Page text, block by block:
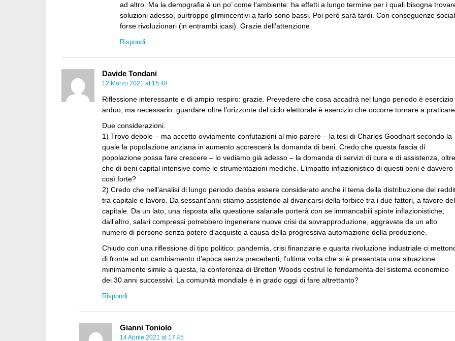
ad altro. Ma la demografia è un po’ come l’ambiente: ha effetti a lungo termine per i quali bisogna
soluzioni adesso, purtroppo glimincentivi a farlo sono bassi. Poi però sarà tardi. Con conseguenze
forse rivoluzionari (in entrambi icasi). Grazie dell’attenzione
Rispondi
Davide Tondani
12 Marzo 2021 at 15:48
Riflessione interessante e di ampio respiro: grazie. Prevedere che cosa accadrà nel lungo periodo è esercizio
arduo, ma necessario: guardare oltre l’orizzonte del ciclo elettorale è esercizio che occorre tornare a praticare.
Due considerazioni.
1) Trovo debole – ma accetto ovviamente confutazioni al mio parere – la tesi di Charles Goodhart secondo la
quale la popolazione anziana in aumento accrescerà la domanda di beni. Credo che questa fascia di
popolazione possa fare crescere – lo vediamo già adesso – la domanda di servizi di cura e di assistenza, oltre
che di beni capital intensive come le strumentazioni mediche. L’impatto inflazionistico di questi beni è davvero
così forte?
2) Credo che nell’analisi di lungo periodo debba essere considerato anche il tema della distribuzione del
tra capitale e lavoro. Da sessant’anni stiamo assistendo al divaricarsi della forbice tra i due fattori, a favore del
capitale. Da un lato, una risposta alla questione salariale porterà con se immancabili spinte inflazionistiche;
dall’altro, salari compressi potrebbero ingenerare nuove crisi da sovrapproduzione, aggravate da un alto
numero di persone senza potere d’acquisto a causa della progressiva automazione della produzione.
Chiudo con una riflessione di tipo politico: pandemia, crisi finanziarie e quarta rivoluzione industriale ci
di fronte ad un cambiamento d’epoca senza precedenti; l’ultima volta che si è presentata una situazione
minimamente simile a questa, la conferenza di Bretton Woods costruì le fondamenta del sistema economico
dei 30 anni successivi. La comunità mondiale è in grado oggi di fare altrettanto?
Rispondi
Gianni Toniolo
14 Aprile 2021 at 17:45